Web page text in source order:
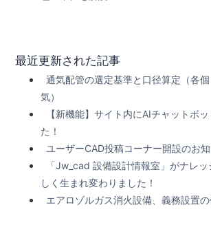
最近更新された記事
通気配管の選定基準と口径算定（各
気）
【新機能】サイト内にAIチャットボ
た！
ユーザーCAD投稿コーナー開設のお
「Jw_cad 設備設計情報室」がナレ
しく生まれ変わりました！
エアロゾルガス消火設備、義務設置